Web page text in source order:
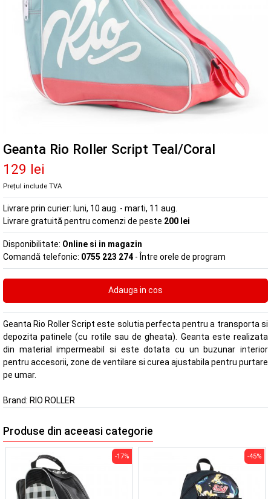
Geanta Rio Roller Script Teal/Coral
129 lei
Prețul include TVA
Livrare prin curier: luni, 10 aug. - marti, 11 aug.
Livrare gratuită pentru comenzi de peste 200 lei
Disponibilitate: Online si in magazin
Comandă telefonic: 0755 223 274 - Între orele de program
Geanta Rio Roller Script este solutia perfecta pentru a transporta si
depozita patinele (cu rotile sau de gheata). Geanta este realizata
din material impermeabil si este dotata cu un buzunar interior
pentru accesorii, zone de ventilare si curea ajustabila pentru purtare
pe umar.
Brand: RIO ROLLER
Produse din aceeasi categorie
-17% -45%